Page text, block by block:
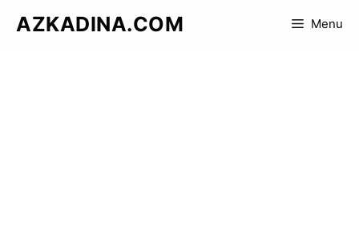
AZKADINA.COM Menu